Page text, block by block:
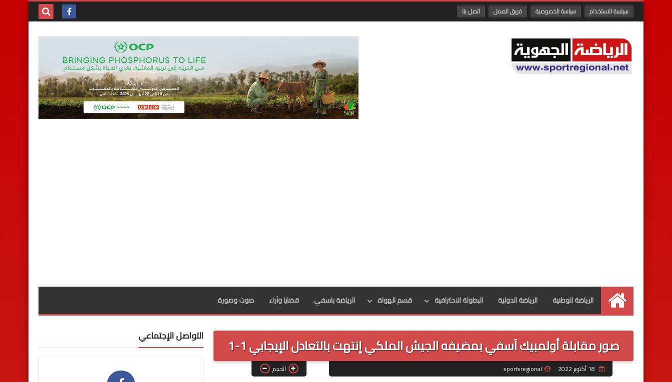
سياسة الاستخدام سياسة الخصوصية فريق العمل اتصل بنا
الإلكترونية
الرئيسية
الرياضة الوطنية الرياضة الدولية البطولة الاحترافية قسم الهواة الرياضة باسفي قضايا وآراء صوت وصورة
صور مقابلة أولمبيك آسفي بمضيفه الجيش الملكي إنتهت بالتعادل الإيجابي 1-1
sportsregional الحجم
التواصل الإجتماعي